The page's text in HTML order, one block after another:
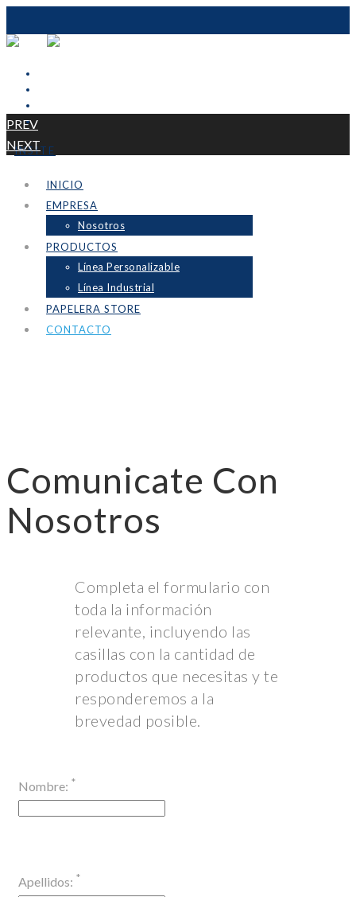
INSITE
INICIO
EMPRESA
Nosotros
PRODUCTOS
Línea Personalizable
Línea Industrial
PAPELERA STORE
CONTACTO
PREV
NEXT
Comunicate Con
Nosotros
Completa el formulario con
toda la información
relevante, incluyendo las
casillas con la cantidad de
productos que necesitas y te
responderemos a la
brevedad posible.
Nombre: *
Apellidos: *